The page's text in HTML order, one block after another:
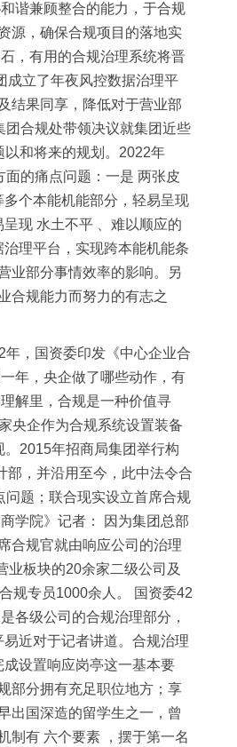
谐兼顾整合的能力，于合规
源，确保合规项目的落地实
，有用的合规治理系统将晋
成立了年夜风控数据治理平
结果同享，降低对于营业部
合规处带领决议就集团近些
和将来的规划。2022年
的痛点问题：一是 两张皮
个本能机能部分，轻易呈现
现 水土不平 、难以顺应的
理平台，实现跨本能机能条
业部分事情效率的影响。另
合规能力而努力的有志之
，国资委印发《中心企业合
年，央企做了哪些动作，有
解里，合规是一种价值寻
央企作为合规系统设置装备
2015年招商局集团举行构
部，并沿用至今，此中法令合
题；联合现实设立首席合规
学院》记者： 因为集团总部
合规官就由响应公司的治理
业板块的20余家二级公司及
规专员1000余人。 国资委42
各级公司的合规治理部分，
近对于记者讲道。合规治理
设置响应岗亭这一基本要
部分拥有充足职位地方；享
出国深造的留学生之一，曾
制有 六个要素 ，摆于第一名